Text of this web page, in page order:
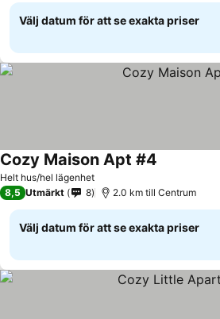
Välj datum för att se exakta priser
Helt hus/hel lägenhet
Cozy Maison Apt #4
8,5 Utmärkt 8 2.0 km till Centrum
Välj datum för att se exakta priser